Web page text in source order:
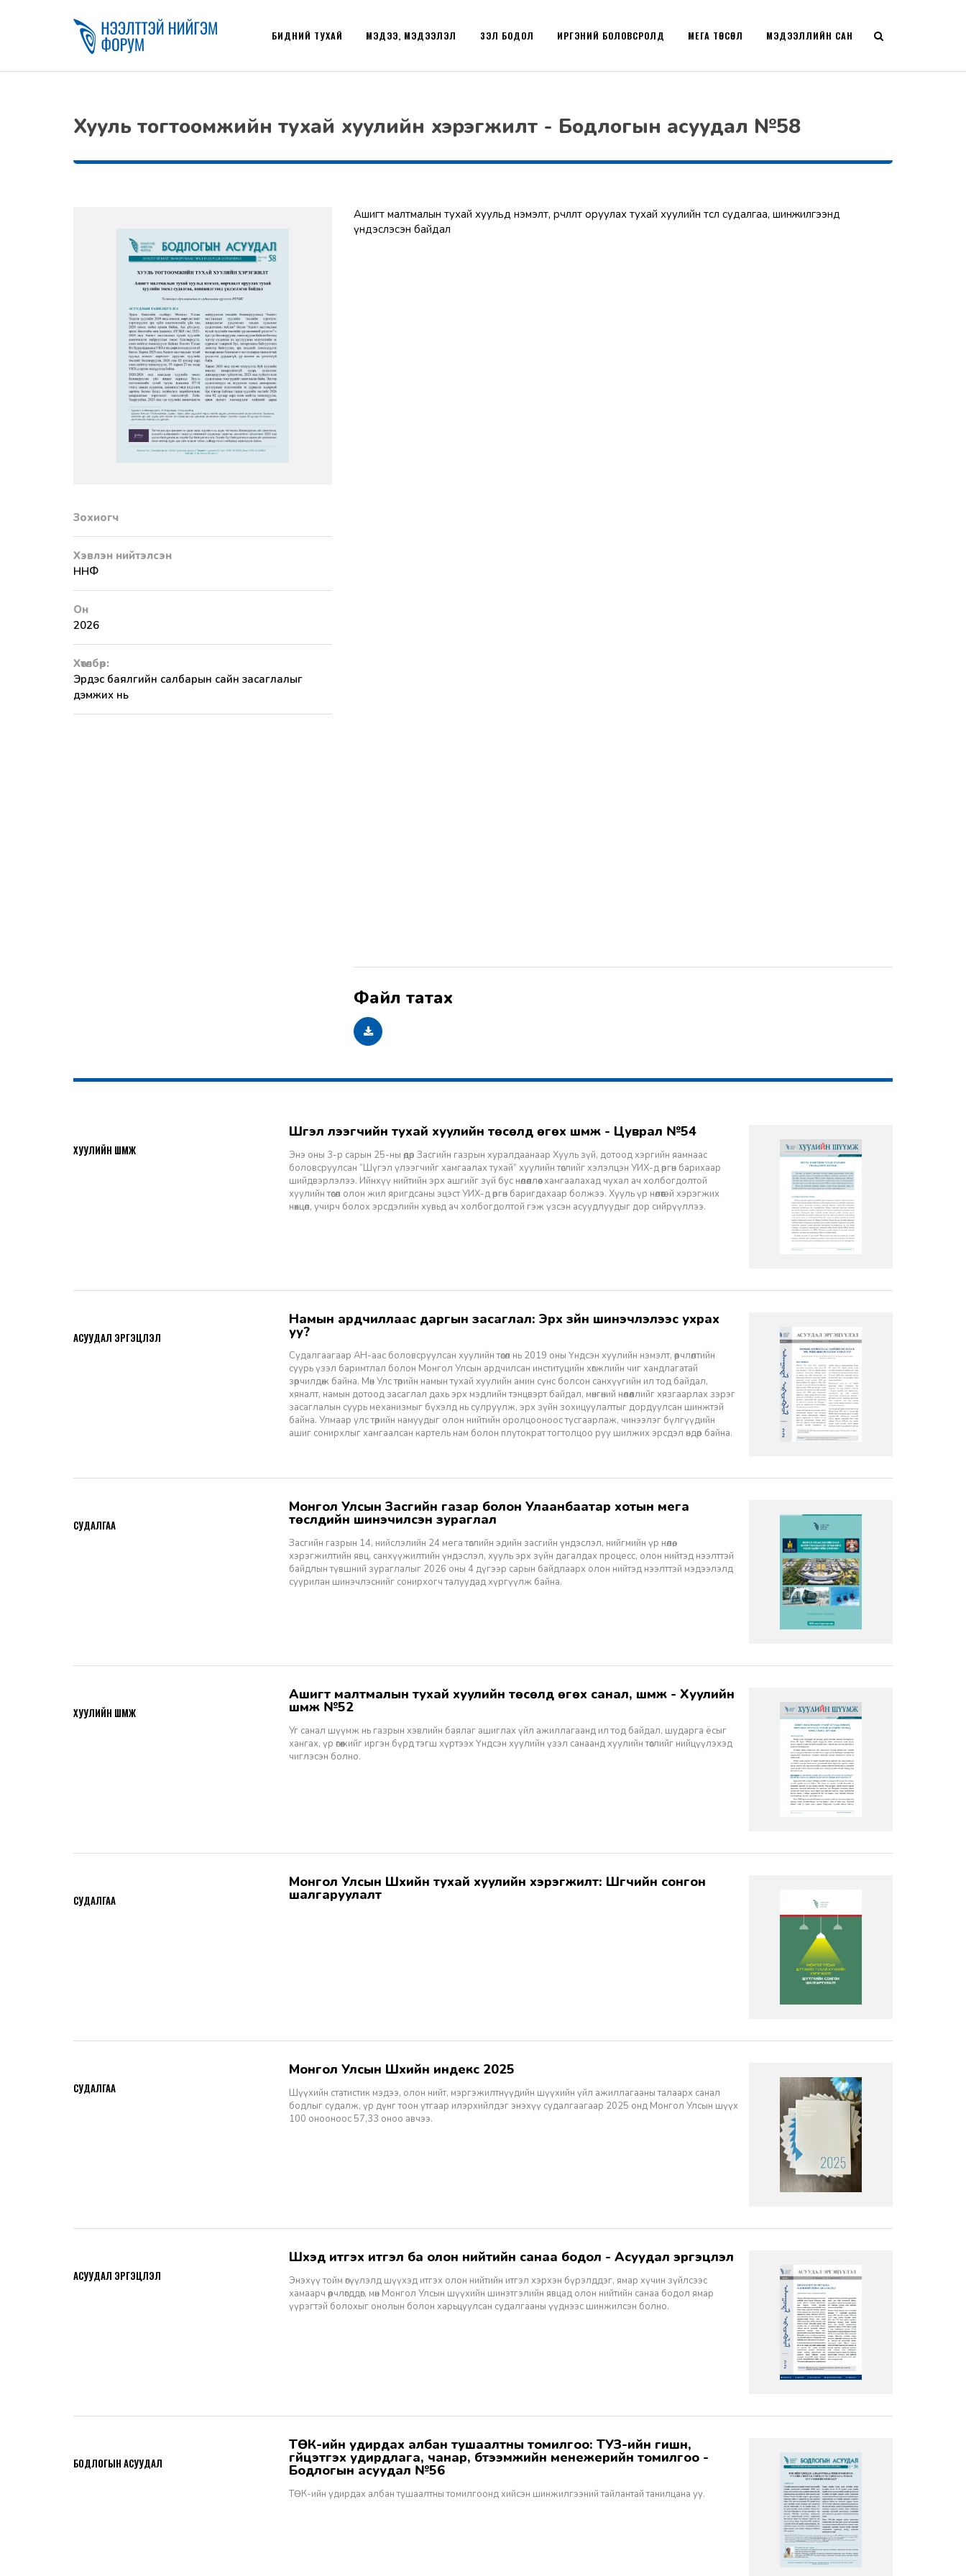
БИДНИЙ ТУХАЙ МЭДЭЭ, МЭДЭЭЛЭЛ ҮЗЭЛ БОДОЛ ИРГЭНИЙ БОЛОВСРОЛД МЭДЭЭЛЛИЙН САН
МЕГА ТӨСӨЛ
Хууль тогтоомжийн тухай хуулийн хэрэгжилт - Бодлогын асуудал №58
Зохиогч
Хэвлэн нийтэлсэн
ННФ
Он
2026
Хөтөлбөр:
Эрдэс баялгийн салбарын сайн засаглалыг
дэмжих нь
Ашигт малтмалын тухай хуульд нэмэлт, өөрчлөлт оруулах тухай хуулийн төсөл судалгаа, шинжилгээнд
үндэслэсэн байдал
Шүгэл үлээгчийн тухай хуулийн төсөлд өгөх шүүмж - Цуврал №54
Энэ оны 3-р сарын 25-ны өдөр Засгийн газрын хуралдаанаар Хууль зүй, дотоод хэргийн яамнаас
боловсруулсан “Шүгэл үлээгчийг хамгаалах тухай” хуулийн төслийг хэлэлцэн УИХ-д өргөн барихаар
шийдвэрлэлээ. Ийнхүү нийтийн эрх ашгийг зүй бус нөлөөллөөс хамгаалахад чухал ач холбогдолтой
хуулийн төсөл олон жил яригдсаны эцэст УИХ-д өргөн баригдахаар болжээ. Хууль үр нөлөөтэй хэрэгжих
нөхцөл, учирч болох эрсдэлийн хувьд ач холбогдолтой гэж үзсэн асуудлуудыг дор сийрүүллээ.
ХУУЛИЙН ШҮҮМЖ
Намын ардчиллаас даргын засаглал: Эрх зүйн шинэчлэлээс ухрах
уу?
Судалгаагаар АН-аас боловсруулсан хуулийн төсөл нь 2019 оны Үндсэн хуулийн нэмэлт, өөрчлөлтийн
суурь үзэл баримтлал болон Монгол Улсын ардчилсан институцийн хөгжлийн чиг хандлагатай
зөрчилдөж байна. Мөн Улс төрийн намын тухай хуулийн амин сүнс болсон санхүүгийн ил тод байдал,
хяналт, намын дотоод засаглал дахь эрх мэдлийн тэнцвэрт байдал, мөнгөний нөлөөллийг хязгаарлах зэрэг
засаглалын суурь механизмыг бүхэлд нь сулруулж, эрх зүйн зохицуулалтыг дордуулсан шинжтэй
байна. Улмаар улс төрийн намуудыг олон нийтийн оролцооноос тусгаарлаж, чинээлэг бүлгүүдийн
ашиг сонирхлыг хамгаалсан картель нам болон плутократ тогтолцоо руу шилжих эрсдэл өндөр байна.
АСУУДАЛ ЭРГЭЦҮҮЛЭЛ
Монгол Улсын Засгийн газар болон Улаанбаатар хотын мега
төслүүдийн шинэчилсэн зураглал
Засгийн газрын 14, нийслэлийн 24 мега төслийн эдийн засгийн үндэслэл, нийгмийн үр нөлөө,
хэрэгжилтийн явц, санхүүжилтийн үндэслэл, хууль эрх зүйн дагалдах процесс, олон нийтэд нээлттэй
байдлын түвшний зураглалыг 2026 оны 4 дүгээр сарын байдлаарх олон нийтэд нээлттэй мэдээлэлд
суурилан шинэчлэснийг сонирхогч талуудад хүргүүлж байна.
СУДАЛГАА
Ашигт малтмалын тухай хуулийн төсөлд өгөх санал, шүүмж - Хуулийн
шүүмж №52
Уг санал шүүмж нь газрын хэвлийн баялаг ашиглах үйл ажиллагаанд ил тод байдал, шударга ёсыг
хангах, үр өгөөжийг иргэн бүрд тэгш хүртээх Үндсэн хуулийн үзэл санаанд хуулийн төслийг нийцүүлэхэд
чиглэсэн болно.
ХУУЛИЙН ШҮҮМЖ
Монгол Улсын Шүүхийн тухай хуулийн хэрэгжилт: Шүүгчийн сонгон
шалгаруулалт
СУДАЛГАА
Монгол Улсын Шүүхийн индекс 2025
Шүүхийн статистик мэдээ, олон нийт, мэргэжилтнүүдийн шүүхийн үйл ажиллагааны талаарх санал
бодлыг судалж, үр дүнг тоон утгаар илэрхийлдэг энэхүү судалгаагаар 2025 онд Монгол Улсын шүүх
100 онооноос 57,33 оноо авчээ.
СУДАЛГАА
Шүүхэд итгэх итгэл ба олон нийтийн санаа бодол - Асуудал эргэцүүлэл
Энэхүү тойм өгүүлэлд шүүхэд итгэх олон нийтийн итгэл хэрхэн бүрэлддэг, ямар хүчин зүйлсээс
хамаарч өөрчлөгддөг, мөн Монгол Улсын шүүхийн шинэтгэлийн явцад олон нийтийн санаа бодол ямар
үүрэгтэй болохыг онолын болон харьцуулсан судалгааны үүднээс шинжилсэн болно.
АСУУДАЛ ЭРГЭЦҮҮЛЭЛ
ТӨК-ийн удирдах албан тушаалтны томилгоо: ТУЗ-ийн гишүүн,
гүйцэтгэх удирдлага, чанар, бүтээмжийн менежерийн томилгоо -
Бодлогын асуудал №56
ТӨК-ийн удирдах албан тушаалтны томилгоонд хийсэн шинжилгээний тайлантай танилцана уу.
БОДЛОГЫН АСУУДАЛ